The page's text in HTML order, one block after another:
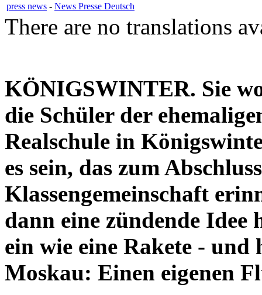
press news - News Presse Deutsch
There are no translations
KÖNIGSWINTER. Sie
die Schüler der
Realschule in
es sein, das zum
Klassengemeinschaft
dann eine zündende
ein wie eine Rakete - und
Moskau: Einen eigenen